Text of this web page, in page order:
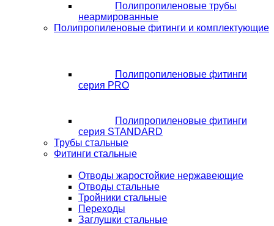
Полипропиленовые трубы
неармированные
Полипропиленовые фитинги и комплектующие
Полипропиленовые фитинги
серия PRO
Полипропиленовые фитинги
серия STANDARD
Трубы стальные
Фитинги стальные
Отводы жаростойкие нержавеющие
Отводы стальные
Тройники стальные
Переходы
Заглушки стальные